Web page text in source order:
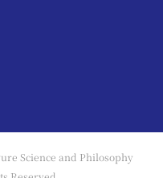
Science and Philosophy